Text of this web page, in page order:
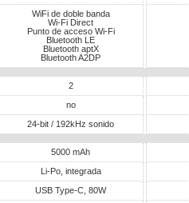
WiFi de doble banda
Wi-Fi Direct
Punto de acceso Wi-Fi
Bluetooth LE
Bluetooth aptX
Bluetooth A2DP
2
no
24-bit / 192kHz sonido
5000 mAh
Li-Po, integrada
USB Type-C, 80W